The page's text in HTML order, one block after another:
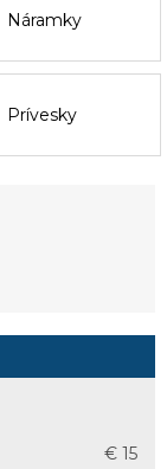
Náramky
Prívesky
€ 15